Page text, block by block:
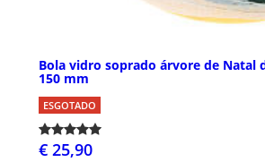
Bola vidro soprado árvore de Natal
150 mm
ESGOTADO
€ 25,90